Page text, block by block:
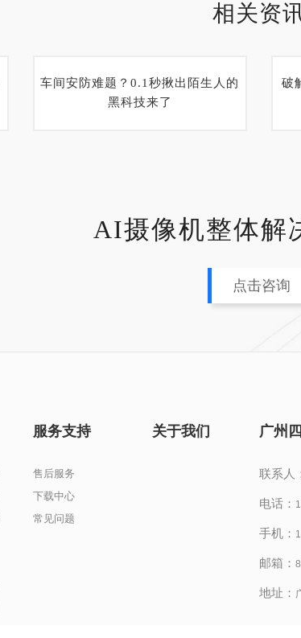
相关资
车间安防难题？0.1秒揪出陌生人的
黑科技来了
破
AI摄像机整体解
点击咨询
服务支持
售后服务
下载中心
常见问题
关于我们 广州
联系人
电话：
手机：
邮箱：
地址：